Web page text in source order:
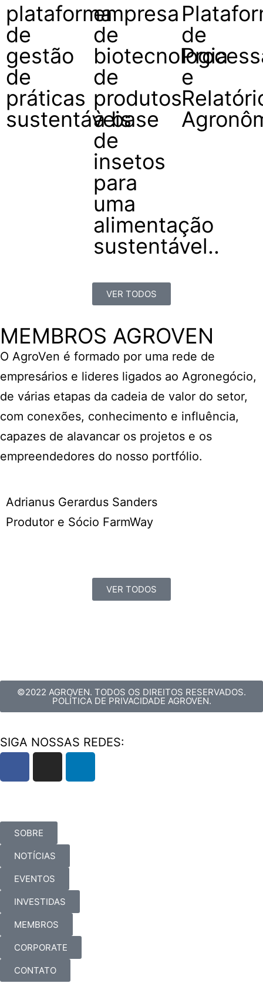
plataforma
de
gestão
de
práticas
sustentáveis
empresa
de
biotecnologia
de
produtos
à base
de
insetos
para
uma
alimentação
sustentável..
de
e
VER TODOS
MEMBROS AGROVEN
O AgroVen é formado por uma rede de
empresários e lideres ligados ao Agronegócio,
de várias etapas da cadeia de valor do setor,
com conexões, conhecimento e influência,
capazes de alavancar os projetos e os
empreendedores do nosso portfólio.
Adrianus Gerardus Sanders
Produtor e Sócio FarmWay
VER TODOS
©2022 AGROVEN. TODOS OS DIREITOS RESERVADOS.
POLÍTICA DE PRIVACIDADE AGROVEN.
SIGA NOSSAS REDES:
SOBRE
NOTÍCIAS
EVENTOS
INVESTIDAS
MEMBROS
CORPORATE
CONTATO